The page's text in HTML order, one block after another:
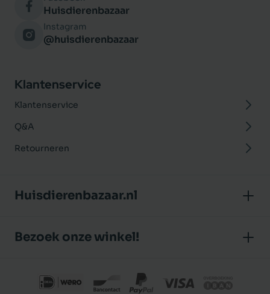
Huisdierenbazaar
Instagram
@huisdierenbazaar
Klantenservice
Klantenservice
Q&A
Retourneren
Huisdierenbazaar.nl
Klantbeoordelingen
Bezoek onze winkel!
J.P. Poelstraat 8